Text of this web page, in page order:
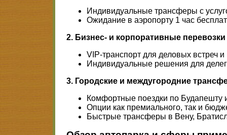
Индивидуальные трансферы с
Ожидание в аэропорту 1 час
2. Бизнес- и корпоративные перевозки
VIP-транспорт для деловых встреч
Индивидуальные решения для
3. Городские и междугородние
Комфортные поездки по Будапешту
Опции как премиального, так и
Быстрые трансферы в Вену,